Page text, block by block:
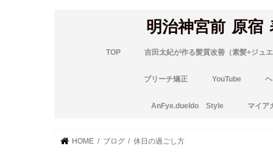
明治神宮前 原宿
TOP 吉田太紀が作る髪質改善（素髪+ジュ
ブリーチ矯正 YouTube
AnFye.dueldo Style マイア
HOME ブログ 休日の過ごし方